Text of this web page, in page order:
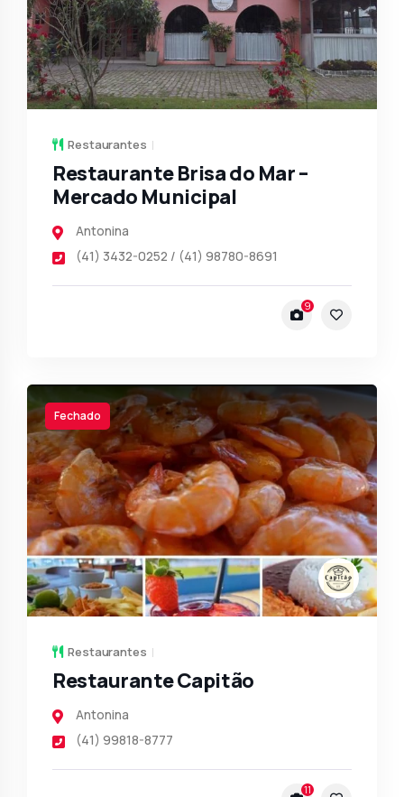
Restaurantes
Restaurante Brisa do Mar –
Mercado Municipal
Antonina
(41) 3432-0252 / (41) 98780-8691
9
Fechado
Restaurantes
Restaurante Capitão
Antonina
(41) 99818-8777
11